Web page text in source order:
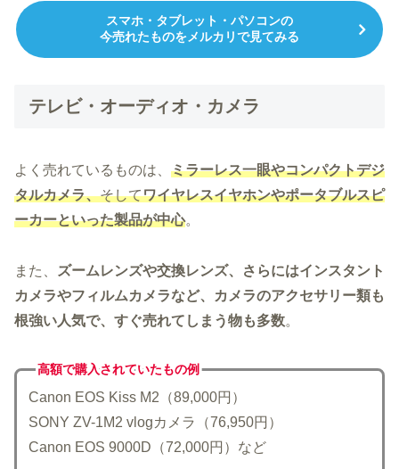
スマホ・タブレット・パソコンの
今売れたものをメルカリで見てみる
テレビ・オーディオ・カメラ
よく売れているものは、 ミラーレス一眼やコンパクトデジ
タルカメラ、そしてワイヤレスイヤホンやポータブルスピ
ーカーといった製品が中心。
また、
ズームレンズや交換レンズ、さらにはインスタント
カメラやフィルムカメラなど、カメラのアクセサリー類も
根強い人気で、すぐ売れてしまう物も多数。
高額で購入されていたもの例
Canon EOS Kiss M2（89,000円）
SONY ZV-1M2 vlogカメラ（76,950円）
Canon EOS 9000D（72,000円）など